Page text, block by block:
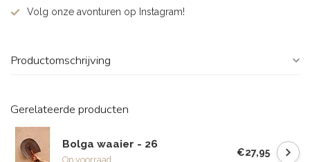
Volg onze avonturen op Instagram!
Productomschrijving
Gerelateerde producten
Bolga waaier - 26
Op voorraad
€27,95